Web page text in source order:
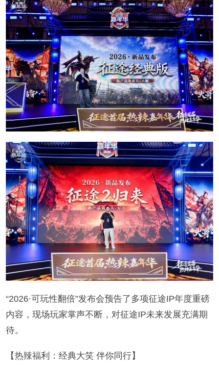
“2026·可玩性翻倍”发布会预告了多项征途IP年度重磅
内容，现场玩家掌声不断，对征途IP未来发展充满期
待。
【热辣福利：经典大笑 伴你同行】